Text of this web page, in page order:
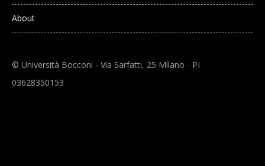
About
© Università Bocconi - Via Sarfatti, 25 Milano - PI
03628350153